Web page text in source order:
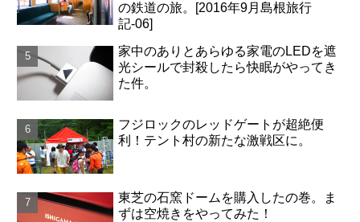
の鉄道の旅。[2016年9月島根旅行
記-06]
家中のありとあらゆる家電のLEDを遮
光シールで封殺したら快眠がやってき
た件。
フジロックのレッドゲートが超絶便
利！テント村の新たな激戦区に。
東芝の石窯ドームを購入したの巻。ま
ずは空焼きをやってみた！